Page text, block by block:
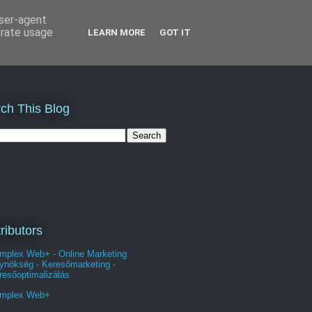
This Blog
Web+ - Online Marketing
- Keresőmarketing -
Web+
agent
usage
LEARN MORE GOT IT